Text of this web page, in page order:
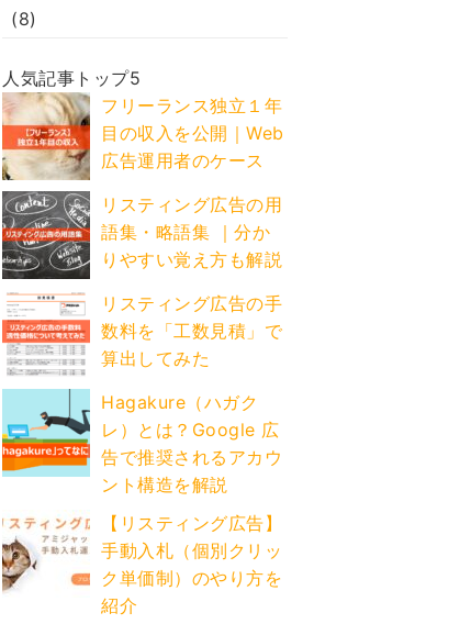
(8)
人気記事トップ5
フリーランス独立１年
目の収入を公開｜Web
広告運用者のケース
リスティング広告の用
語集・略語集 ｜分か
りやすい覚え方も解説
リスティング広告の手
数料を「工数見積」で
算出してみた
Hagakure（ハガク
レ）とは？Google 広
告で推奨されるアカウ
ント構造を解説
【リスティング広告】
手動入札（個別クリッ
ク単価制）のやり方を
紹介